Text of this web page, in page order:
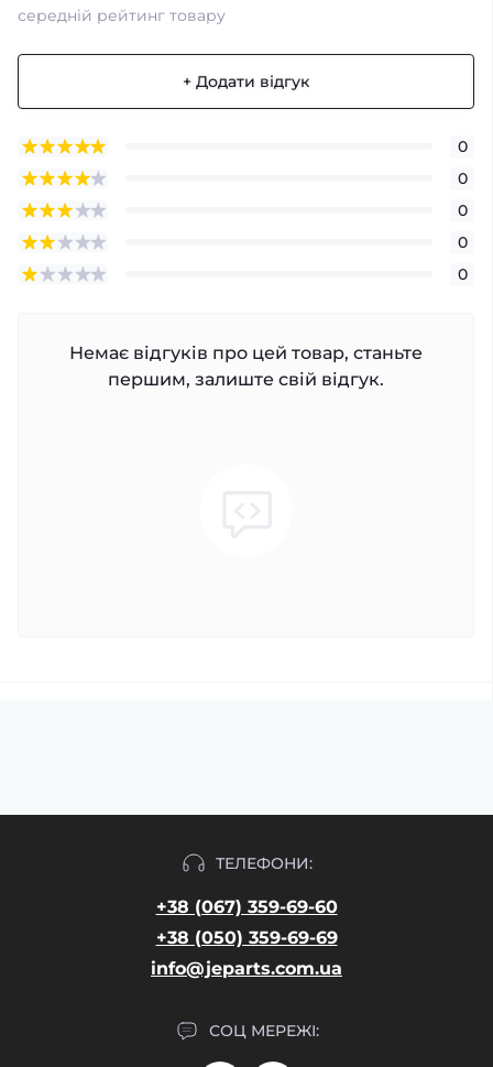
середній рейтинг товару
+ Додати відгук
0
0
0
0
0
Немає відгуків про цей товар, станьте
першим, залиште свій відгук.
ТЕЛЕФОНИ:
+38 (067) 359-69-60
+38 (050) 359-69-69
info@jeparts.com.ua
СОЦ МЕРЕЖІ: